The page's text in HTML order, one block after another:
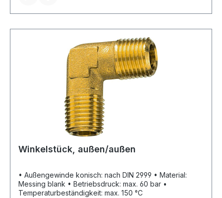
Winkelstück, außen/außen
• Außengewinde konisch: nach DIN 2999 • Material:
Messing blank • Betriebsdruck: max. 60 bar •
Temperaturbeständigkeit: max. 150 °C